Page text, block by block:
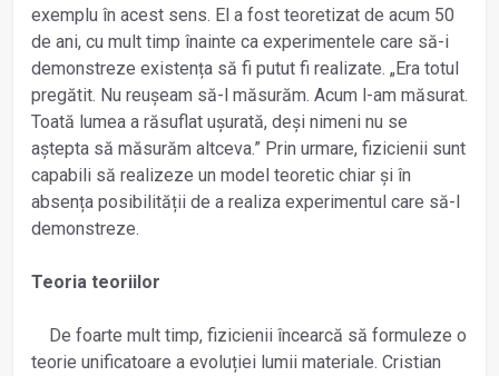
exemplu în acest sens. El a fost teoretizat de acum 50
de ani, cu mult timp înainte ca experimentele care să-i
demonstreze existența să fi putut fi realizate. „Era totul
pregătit. Nu reușeam să-l măsurăm. Acum l-am măsurat.
Toată lumea a răsuflat ușurată, deși nimeni nu se
aștepta să măsurăm altceva.” Prin urmare, fizicienii sunt
capabili să realizeze un model teoretic chiar și în
absența posibilității de a realiza experimentul care să-l
demonstreze.
Teoria teoriilor
De foarte mult timp, fizicienii încearcă să formuleze o
teorie unificatoare a evoluției lumii materiale. Cristian